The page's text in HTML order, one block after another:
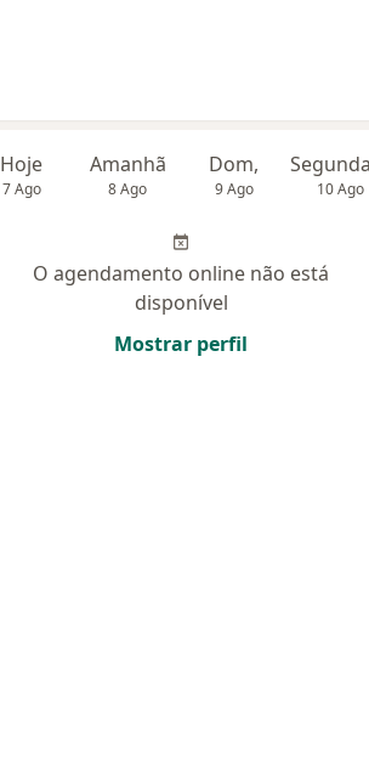
Hoje
7 Ago
Amanhã
8 Ago
Dom,
9 Ago 10 Ago
O agendamento online não está
disponível
Mostrar perfil